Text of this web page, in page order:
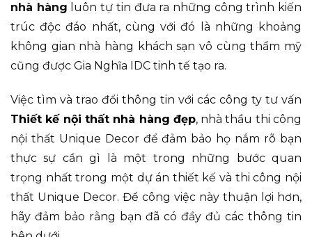
nhà hàng luôn tự tin đưa ra những công trình kiến
trúc độc đáo nhất, cùng với đó là những khoảng
không gian nhà hàng khách sạn vô cùng thẩm mỹ
cũng được Gia Nghĩa IDC tinh tế tạo ra.
Việc tìm và trao đổi thông tin với các công ty tư vấn
Thiết kế nội thất nhà hàng đẹp, nhà thầu thi công
nội thất Unique Decor để đảm bảo họ nắm rõ bạn
thực sự cần gì là một trong những bước quan
trọng nhất trong một dự án thiết kế và thi công nội
thất Unique Decor. Để công việc này thuận lợi hơn,
hãy đảm bảo rằng bạn đã có đầy đủ các thông tin